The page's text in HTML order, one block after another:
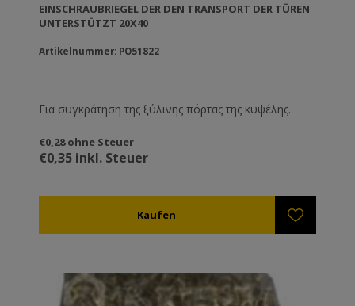
EINSCHRAUBRIEGEL DER DEN TRANSPORT DER TÜREN
UNTERSTÜTZT 20X40
Artikelnummer: PO51822
Για συγκράτηση της ξύλινης πόρτας της κυψέλης.
€0,28 ohne Steuer
€0,35 inkl. Steuer